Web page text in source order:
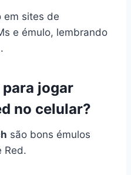
em sites de
e émulo, lembrando
jogar
no celular?
são bons émulos
Red.